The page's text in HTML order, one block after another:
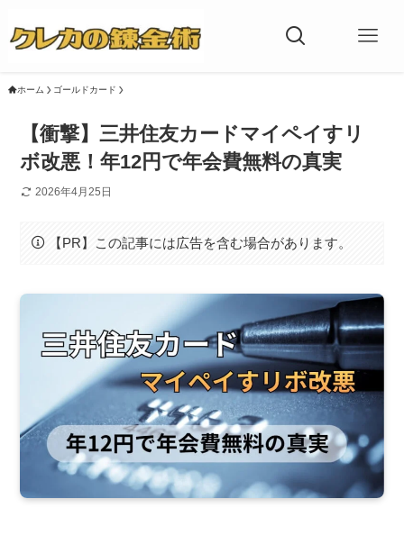
ホーム ゴールドカード
【衝撃】三井住友カードマイペイすリ
ボ改悪！年12円で年会費無料の真実
2026年4月25日
【PR】この記事には広告を含む場合があります。